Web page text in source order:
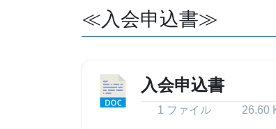
≪入会申込書≫
入会申込書
1 ファイル 26.60